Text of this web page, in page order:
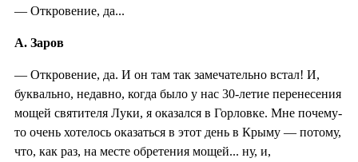
— Откровение, да...
А. Заров
— Откровение, да. И он там так замечательно встал! И,
буквально, недавно, когда было у нас 30-летие перенесения
мощей святителя Луки, я оказался в Горловке. Мне почему-
то очень хотелось оказаться в этот день в Крыму — потому,
что, как раз, на месте обретения мощей... ну, и,